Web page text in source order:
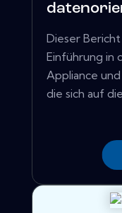
Dieser
Einführung in
Appliance
die sich auf